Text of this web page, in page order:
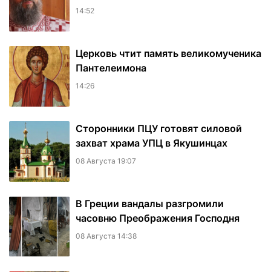
14:52
Церковь чтит память великомученика
Пантелеимона
14:26
Сторонники ПЦУ готовят силовой
захват храма УПЦ в Якушинцах
08 Августа 19:07
В Греции вандалы разгромили
часовню Преображения Господня
08 Августа 14:38